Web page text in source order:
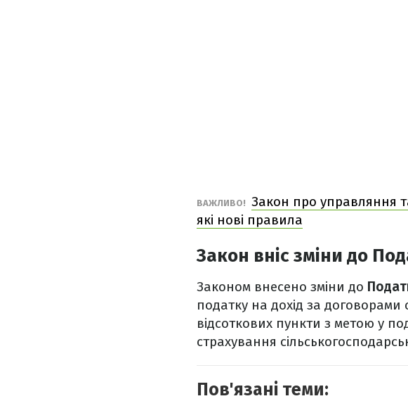
ВАЖЛИВО! Закон про управляння
які нові правила
Закон вніс зміни до
Законом внесено зміни до
податку на дохід за договорами
відсоткових пункти з метою у
страхування
Пов'язані теми: